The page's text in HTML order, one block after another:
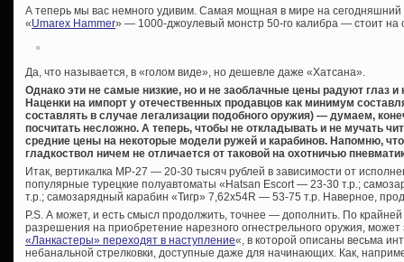
А теперь мы вас немного удивим. Самая мощная в мире на сегодняшний
«Umarex Hammer» — 1000-джоулевый монстр 50-го калибра — стоит на
Да, что называется, в «голом виде», но дешевле даже «Хатсана».
Однако эти не самые низкие, но и не заоблачные цены радуют глаз и
Наценки на импорт у отечественных продавцов как минимум
составлять в случае легализации подобного оружия) — думаем,
посчитать несложно. А теперь, чтобы не откладывать и не мучать
средние цены на некоторые модели ружей и карабинов. Напомню,
гладкоствол ничем не отличается от таковой на охотничью
Итак, вертикалка МР-27 — 20-30 тысяч рублей в зависимости от
популярные турецкие полуавтоматы «Hatsan Escort — 23-30 т.р.;
т.р.; самозарядный карабин «Тигр» 7,62х54R — 53-75 т.р. Наверное,
P.S. А может, и есть смысл продолжить, точнее — дополнить. По
разрешения на приобретение нарезного огнестрельного оружия,
«Ланкастеры» переходят в наступление«, в которой описаны весьма
небанальной стрелковки, доступные даже для начинающих. Как,